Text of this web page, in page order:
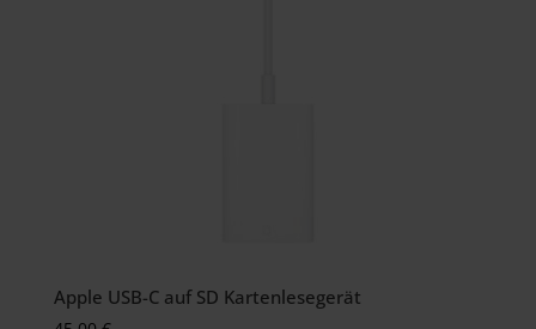
Apple USB-C auf SD Kartenlesegerät